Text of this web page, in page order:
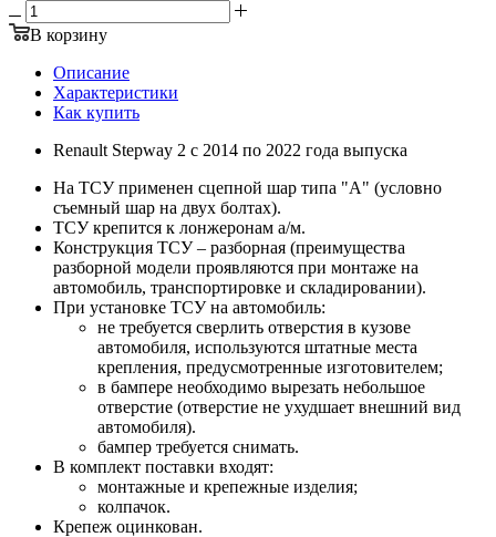
В корзину
Описание
Характеристики
Как купить
Renault Stepway 2 с 2014 по 2022 года выпуска
На ТСУ применен сцепной шар типа "А" (условно
съемный шар на двух болтах).
ТСУ крепится к лонжеронам а/м.
Конструкция ТСУ – разборная (преимущества
разборной модели проявляются при монтаже на
автомобиль, транспортировке и складировании).
При установке ТСУ на автомобиль:
не требуется сверлить отверстия в кузове
автомобиля, используются штатные места
крепления, предусмотренные изготовителем;
в бампере необходимо вырезать небольшое
отверстие (отверстие не ухудшает внешний вид
автомобиля).
бампер требуется снимать.
В комплект поставки входят:
монтажные и крепежные изделия;
колпачок.
Крепеж оцинкован.